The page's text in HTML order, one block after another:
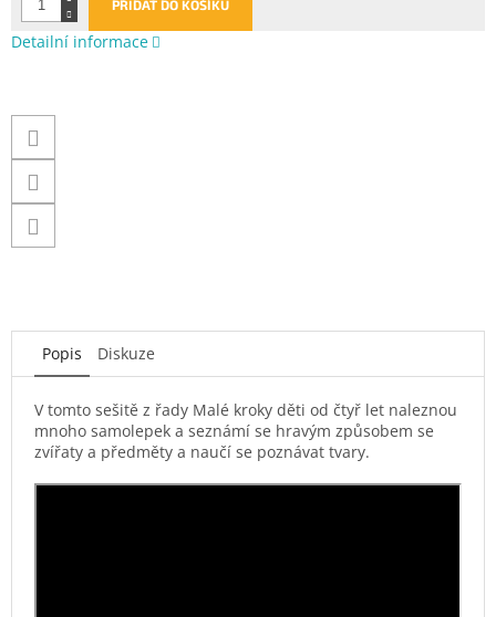
PŘIDAT DO KOŠÍKU
Detailní informace
Popis Diskuze
V tomto sešitě z řady Malé kroky děti od čtyř let naleznou
mnoho samolepek a seznámí se hravým způsobem se
zvířaty a předměty a naučí se poznávat tvary.